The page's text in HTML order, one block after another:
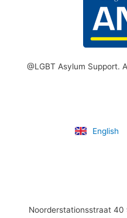
@LGBT Asylum Support.
English
Noorderstationsstraat 40